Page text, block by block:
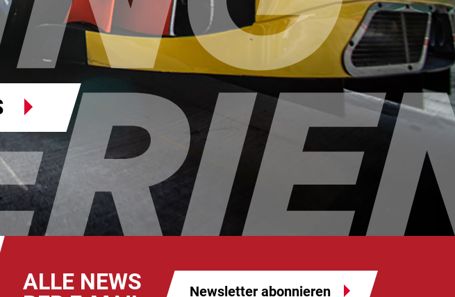
ALLE NEWS
Newsletter abonnieren